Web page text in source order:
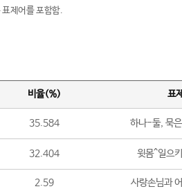
표제어를 포함함.
비율(%) 표
35.584 하나-둘, 묵
32.404 윗몸^일으
2.59 사랑손님과